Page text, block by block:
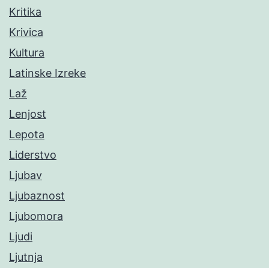
Kritika
Krivica
Kultura
Latinske Izreke
Laž
Lenjost
Lepota
Liderstvo
Ljubav
Ljubaznost
Ljubomora
Ljudi
Ljutnja